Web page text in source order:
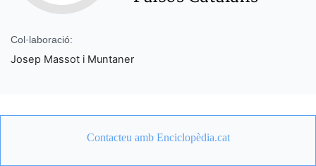
Col·laboració:
Josep Massot i Muntaner
Contacteu amb Enciclopèdia.cat